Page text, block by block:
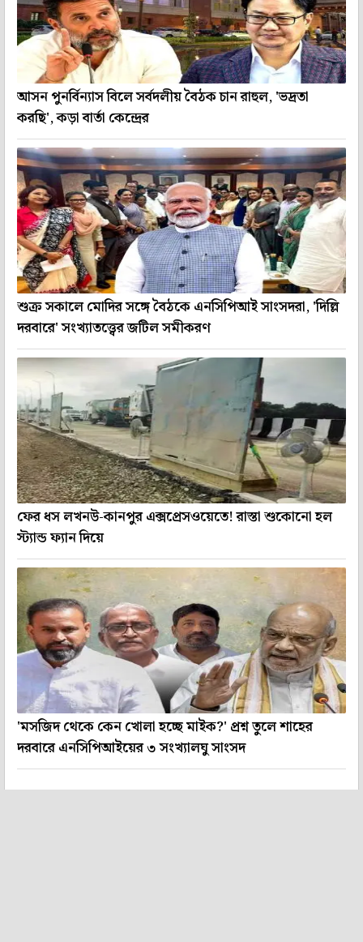
আসন পুনর্বিন্যাস বিলে সর্বদলীয় বৈঠক চান রাহুল, 'ভদ্রতা
করছি', কড়া বার্তা কেন্দ্রের
শুক্র সকালে মোদির সঙ্গে বৈঠকে এনসিপিআই সাংসদরা, 'দিল্লি
দরবারে' সংখ্যাতত্ত্বের জটিল সমীকরণ
ফের ধস লখনউ-কানপুর এক্সপ্রেসওয়েতে! রাস্তা শুকোনো হল
স্ট্যান্ড ফ্যান দিয়ে
'মসজিদ থেকে কেন খোলা হচ্ছে মাইক?' প্রশ্ন তুলে শাহের
দরবারে এনসিপিআইয়ের ৩ সংখ্যালঘু সাংসদ